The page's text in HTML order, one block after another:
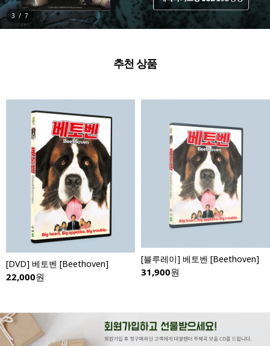
3 / 7
추천 상품
[DVD] 베토벤 [Beethoven]
22,000원
[블루레이] 베토벤 [Beethoven]
31,900원